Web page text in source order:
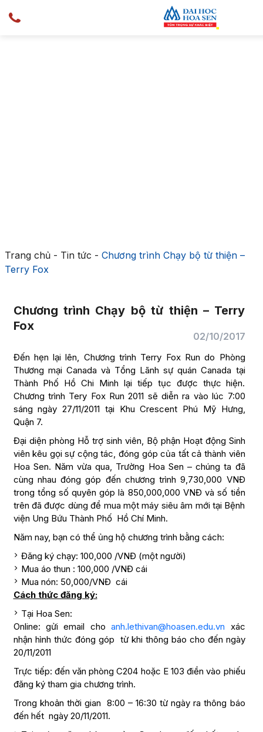
Trang chủ- Tin tức - Chương trình Chạy bộ từ thiện –
Terry Fox
Chương trình Chạy bộ từ thiện – Terry
Fox
02/10/2017
Đến hẹn lại lên, Chương trình Terry Fox Run do Phòng
Thương mại Canada và Tổng Lãnh sự quán Canada tại
Thành Phố Hồ Chi Minh lại tiếp tục được thực hiện.
Chương trình Tery Fox Run 2011 sẽ diễn ra vào lúc 7:00
sáng ngày 27/11/2011 tại Khu Crescent Phú Mỹ Hưng,
Quận 7.
Đại diện phòng Hỗ trợ sinh viên, Bộ phận Hoạt động Sinh
viên kêu gọi sự cộng tác, đóng góp của tất cả thành viên
Hoa Sen. Năm vừa qua, Trường Hoa Sen – chúng ta đã
cùng nhau đóng góp đến chương trình 9,730,000 VNĐ
trong tổng số quyên góp là 850,000,000 VNĐ và số tiền
trên đã được dùng để mua một máy siêu âm mới tại Bệnh
viện Ung Bứu Thành Phố Hồ Chí Minh.
Năm nay, bạn có thể ủng hộ chương trình bằng cách:
Đăng ký chạy: 100,000 /VNĐ (một người)
Mua áo thun : 100,000 /VNĐ cái
Mua nón: 50,000/VNĐ cái
Cách thức đăng ký:
Tại Hoa Sen:
Online: gửi email choanh.lethivan@hoasen.edu.vn xác
nhận hình thức đóng góp từ khi thông báo cho đến ngày
20/11/2011
Trực tiếp: đến văn phòng C204 hoặc E 103 điền vào phiếu
đăng ký tham gia chương trình.
Trong khoản thời gian 8:00 – 16:30 từ ngày ra thông báo
đến hết ngày 20/11/2011.